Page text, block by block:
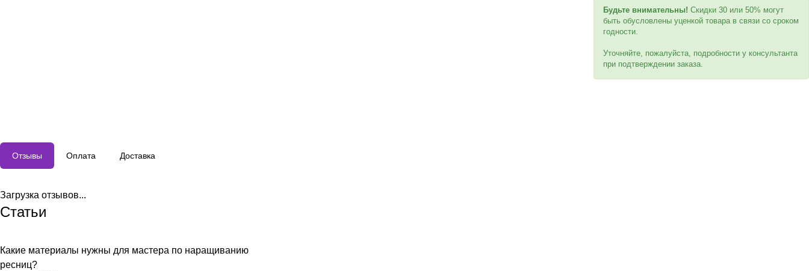
Будьте внимательны! Скидки 30 или 50% могут
быть обусловлены уценкой товара в связи со сроком
годности.
Уточняйте, пожалуйста, подробности у консультанта
при подтверждении заказа.
Отзывы Оплата Доставка
Загрузка отзывов...
Статьи
Какие материалы нужны для мастера по наращиванию
ресниц?